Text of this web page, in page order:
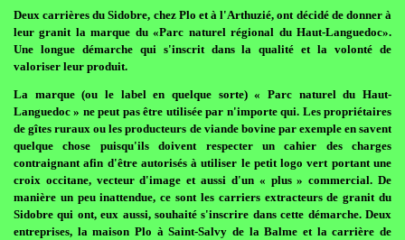
Deux carrières du Sidobre, chez Plo et à l'Arthuzié, ont décidé de donner à
leur granit la marque du «Parc naturel régional du Haut-Languedoc».
Une longue démarche qui s'inscrit dans la qualité et la volonté de
valoriser leur produit.
La marque (ou le label en quelque sorte) « Parc naturel du Haut-
Languedoc » ne peut pas être utilisée par n'importe qui. Les propriétaires
de gîtes ruraux ou les producteurs de viande bovine par exemple en savent
quelque chose puisqu'ils doivent respecter un cahier des charges
contraignant afin d'être autorisés à utiliser le petit logo vert portant une
croix occitane, vecteur d'image et aussi d'un « plus » commercial. De
manière un peu inattendue, ce sont les carriers extracteurs de granit du
Sidobre qui ont, eux aussi, souhaité s'inscrire dans cette démarche. Deux
entreprises, la maison Plo à Saint-Salvy de la Balme et la carrière de